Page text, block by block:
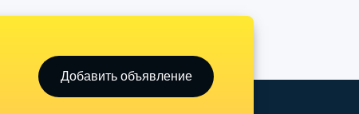
Добавить объявление